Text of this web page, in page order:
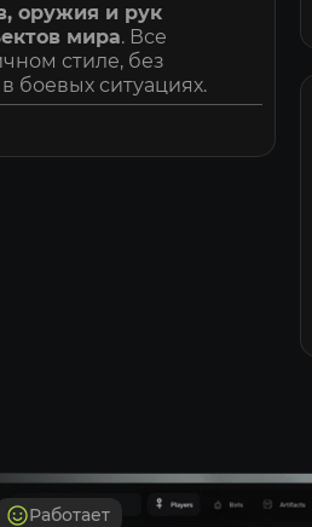
оружия и рук
мира. Все
стиле, без
боевых ситуациях.
и подходит как для
риск детекта
Работает